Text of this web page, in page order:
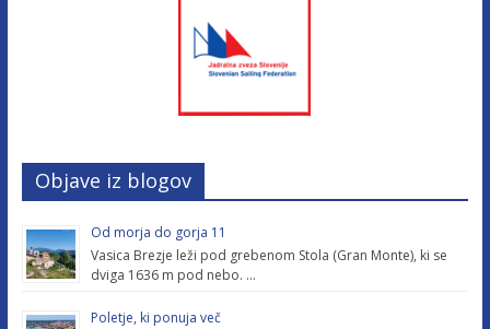
Objave iz blogov
Od morja do gorja 11
Vasica Brezje leži pod grebenom Stola (Gran Monte), ki se
dviga 1636 m pod nebo. …
Poletje, ki ponuja več